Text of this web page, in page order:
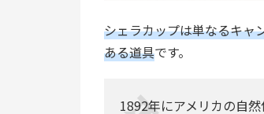
シェラカップは単なるキャ
ある道具です。
1892年にアメリカの自